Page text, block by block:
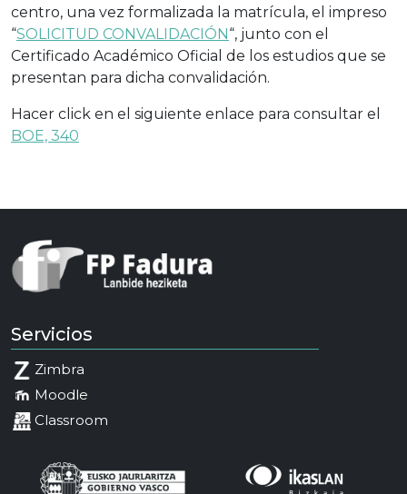
centro, una vez formalizada la matrícula, el impreso
“SOLICITUD CONVALIDACIÓN“, junto con el
Certificado Académico Oficial de los estudios que se
presentan para dicha convalidación.
Hacer click en el siguiente enlace para consultar el
BOE, 340
Servicios
Zimbra
Moodle
Classroom